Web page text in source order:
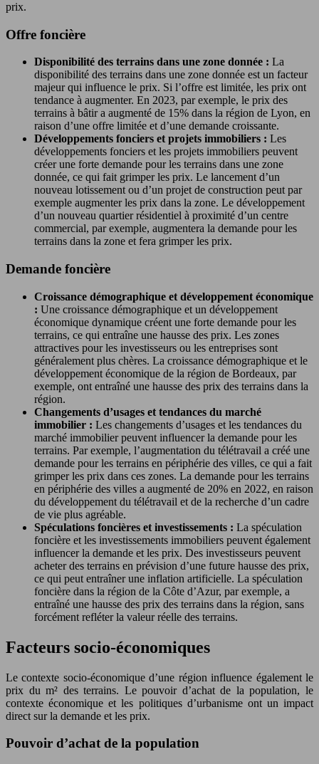
prix.
Offre foncière
Disponibilité des terrains dans une zone donnée : La
disponibilité des terrains dans une zone donnée est un facteur
majeur qui influence le prix. Si l’offre est limitée, les prix ont
tendance à augmenter. En 2023, par exemple, le prix des
terrains à bâtir a augmenté de 15% dans la région de Lyon, en
raison d’une offre limitée et d’une demande croissante.
Développements fonciers et projets immobiliers : Les
développements fonciers et les projets immobiliers peuvent
créer une forte demande pour les terrains dans une zone
donnée, ce qui fait grimper les prix. Le lancement d’un
nouveau lotissement ou d’un projet de construction peut par
exemple augmenter les prix dans la zone. Le développement
d’un nouveau quartier résidentiel à proximité d’un centre
commercial, par exemple, augmentera la demande pour les
terrains dans la zone et fera grimper les prix.
Demande foncière
Croissance démographique et développement économique
: Une croissance démographique et un développement
économique dynamique créent une forte demande pour les
terrains, ce qui entraîne une hausse des prix. Les zones
attractives pour les investisseurs ou les entreprises sont
généralement plus chères. La croissance démographique et le
développement économique de la région de Bordeaux, par
exemple, ont entraîné une hausse des prix des terrains dans la
région.
Changements d’usages et tendances du marché
immobilier : Les changements d’usages et les tendances du
marché immobilier peuvent influencer la demande pour les
terrains. Par exemple, l’augmentation du télétravail a créé une
demande pour les terrains en périphérie des villes, ce qui a fait
grimper les prix dans ces zones. La demande pour les terrains
en périphérie des villes a augmenté de 20% en 2022, en raison
du développement du télétravail et de la recherche d’un cadre
de vie plus agréable.
Spéculations foncières et investissements : La spéculation
foncière et les investissements immobiliers peuvent également
influencer la demande et les prix. Des investisseurs peuvent
acheter des terrains en prévision d’une future hausse des prix,
ce qui peut entraîner une inflation artificielle. La spéculation
foncière dans la région de la Côte d’Azur, par exemple, a
entraîné une hausse des prix des terrains dans la région, sans
forcément refléter la valeur réelle des terrains.
Facteurs socio-économiques
Le contexte socio-économique d’une région influence également le
prix du m² des terrains. Le pouvoir d’achat de la population, le
contexte économique et les politiques d’urbanisme ont un impact
direct sur la demande et les prix.
Pouvoir d’achat de la population